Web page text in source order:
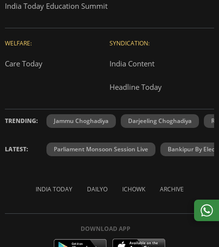
India Today Education Summit
WELFARE:
Care Today
SYNDICATION:
India Content
Headline Today
TRENDING: Jammu Choghadiya Darjeeling Choghadiya
LATEST: Parliament Monsoon Session Live Bankipur By
INDIA TODAY DAILYO ICHOWK ARCHIVE
DOWNLOAD APP